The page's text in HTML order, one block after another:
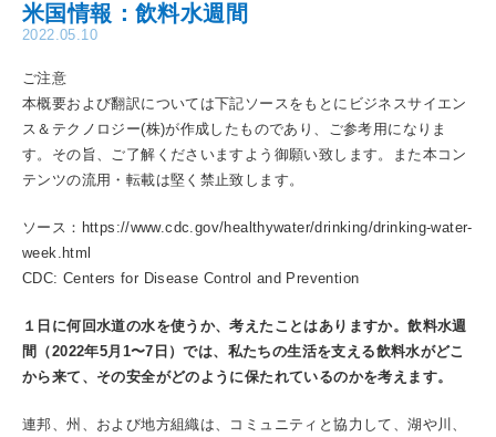
米国情報：飲料水週間
2022.05.10
ご注意
本概要および翻訳については下記ソースをもとにビジネスサイエン
ス＆テクノロジー(株)が作成したものであり、ご参考用になりま
す。その旨、ご了解くださいますよう御願い致します。また本コン
テンツの流用・転載は堅く禁止致します。
ソース：https://www.cdc.gov/healthywater/drinking/drinking-water-
week.html
CDC: Centers for Disease Control and Prevention
１日に何回水道の水を使うか、考えたことはありますか。飲料水週
間（2022年5月1〜7日）では、私たちの生活を支える飲料水がどこ
から来て、その安全がどのように保たれているのかを考えます。
連邦、州、および地方組織は、コミュニティと協力して、湖や川、